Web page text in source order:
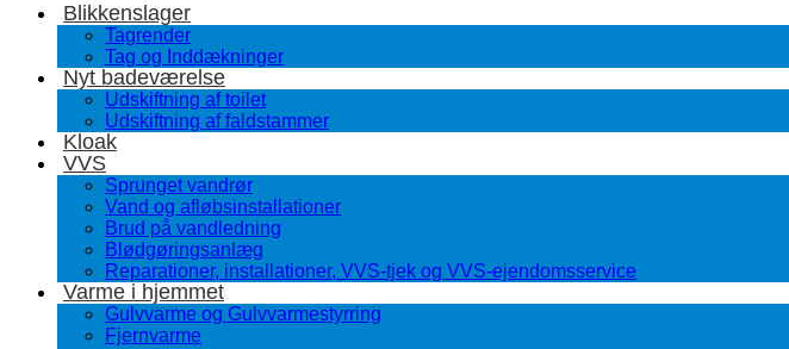
Blikkenslager
Tagrender
Tag og Inddækninger
Nyt badeværelse
Udskiftning af toilet
Udskiftning af faldstammer
Kloak
VVS
Sprunget vandrør
Vand og afløbsinstallationer
Brud på vandledning
Blødgøringsanlæg
Reparationer, installationer, VVS-tjek og VVS-ejendomsservice
Varme i hjemmet
Gulvvarme og Gulvvarmestyrring
Fjernvarme